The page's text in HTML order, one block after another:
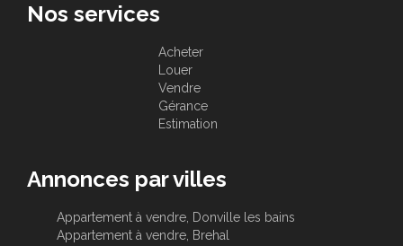
Nos services
Acheter
Louer
Vendre
Gérance
Estimation
Annonces par villes
Appartement à vendre, Donville les bains
Appartement à vendre, Brehal